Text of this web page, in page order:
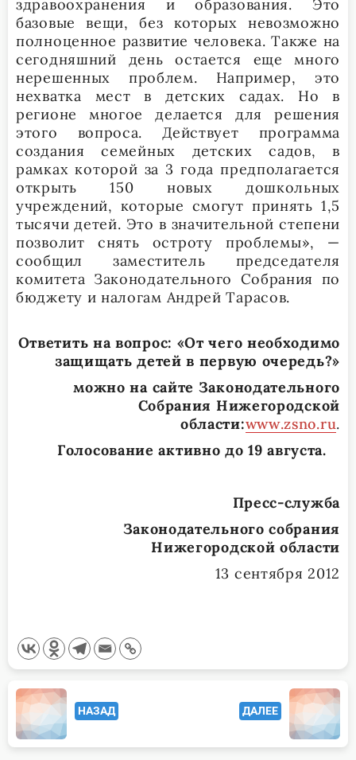
здравоохранения и образования. Это
базовые вещи, без которых невозможно
полноценное развитие человека. Также на
сегодняшний день остается еще много
нерешенных проблем. Например, это
нехватка мест в детских садах. Но в
регионе многое делается для решения
этого вопроса. Действует программа
создания семейных детских садов, в
рамках которой за 3 года предполагается
открыть 150 новых дошкольных
учреждений, которые смогут принять 1,5
тысячи детей. Это в значительной степени
позволит снять остроту проблемы», —
сообщил заместитель председателя
комитета Законодательного Собрания по
бюджету и налогам Андрей Тарасов.
Ответить на вопрос: «От чего необходимо
защищать детей в первую очередь?»
можно на сайте Законодательного
Собрания Нижегородской
области:www.zsno.ru.
Голосование активно до 19 августа.
Пресс-служба
Законодательного собрания
Нижегородской области
13 сентября 2012
<span
class="nav-
subtitle
НАЗАД ДАЛЕЕ